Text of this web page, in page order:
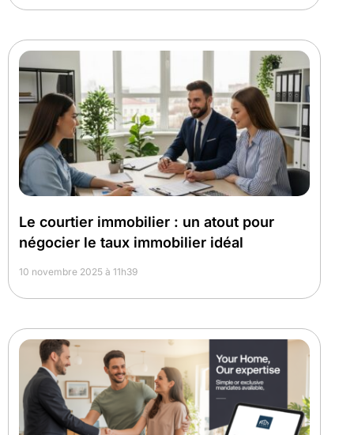
Le courtier immobilier : un atout pour
négocier le taux immobilier idéal
10 novembre 2025 à 11h39